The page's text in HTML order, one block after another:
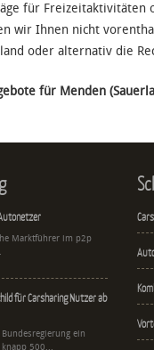
für
wir Ihnen nicht
oder alternativ die
für Menden
Marktführer im p2p
für Carsharing Nutzer ab
ein
knapp 500...